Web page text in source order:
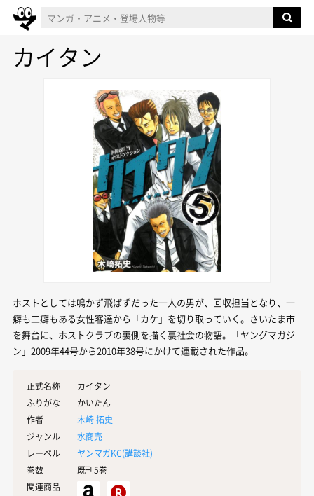
カイタン
ホストとしては鳴かず飛ばずだった一人の男が、回収担当となり、一
癖も二癖もある女性客達から「カケ」を切り取っていく。さいたま市
を舞台に、ホストクラブの裏側を描く裏社会の物語。「ヤングマガジ
ン」2009年44号から2010年38号にかけて連載された作品。
正式名称
カイタン
ふりがな
かいたん
作者
木崎 拓史
ジャンル
水商売
レーベル
ヤンマガKC(講談社)
巻数
既刊5巻
関連商品